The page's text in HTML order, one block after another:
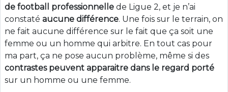
de football professionnelle de Ligue 2, et je n’ai
constaté aucune différence. Une fois sur le terrain, on
ne fait aucune différence sur le fait que ça soit une
femme ou un homme qui arbitre. En tout cas pour
ma part, ça ne pose aucun problème, même si des
contrastes peuvent apparaitre dans le regard porté
sur un homme ou une femme.